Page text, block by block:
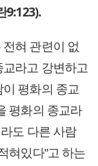
9:123).
혀 관련이 없
라고 강변하고
평화의 종교
평화의 종교라
도 다른 사람
혀있다"고 하는